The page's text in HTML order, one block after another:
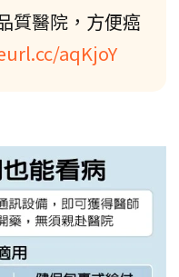
質醫院，方便癌
aqKjoY